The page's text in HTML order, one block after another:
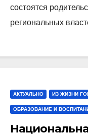
состоятся
региональных
АКТУАЛЬНО ИЗ ЖИЗНИ
ОБРАЗОВАНИЕ И